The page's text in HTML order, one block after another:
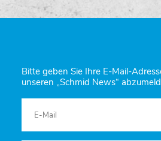
Bitte geben Sie Ihre E-Mail-
unseren „Schmid News“